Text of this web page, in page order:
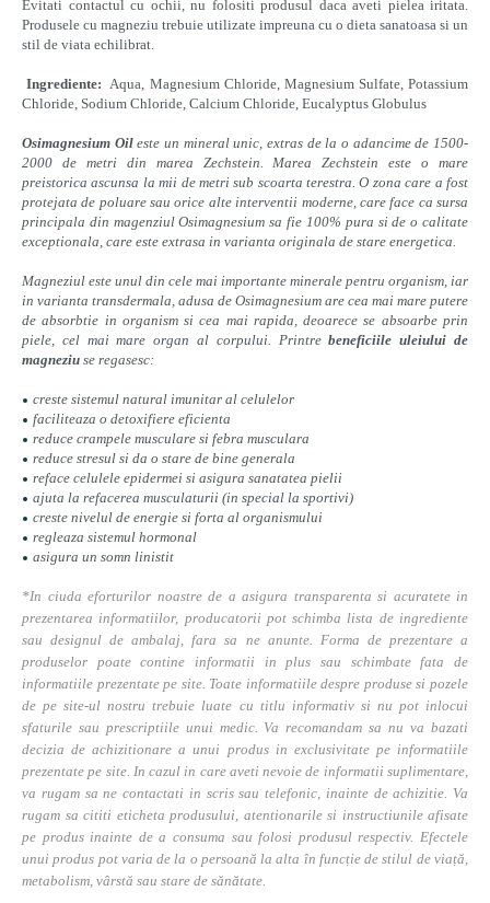
Evitati contactul cu ochii, nu folositi produsul daca aveti pielea iritata.
Produsele cu magneziu trebuie utilizate impreuna cu o dieta sanatoasa si un
stil de viata echilibrat.
Ingrediente: Aqua, Magnesium Chloride, Magnesium Sulfate, Potassium
Chloride, Sodium Chloride, Calcium Chloride, Eucalyptus Globulus
Osimagnesium Oileste un mineral unic, extras de la o adancime de 1500-
2000 de metri din marea Zechstein. Marea Zechstein este o mare
preistorica ascunsa la mii de metri sub scoarta terestra. O zona care a fost
protejata de poluare sau orice alte interventii moderne, care face ca sursa
principala din magenziul Osimagnesium sa fie 100% pura si de o calitate
exceptionala, care este extrasa in varianta originala de stare energetica.
Magneziul este unul din cele mai importante minerale pentru organism, iar
in varianta transdermala, adusa de Osimagnesium are cea mai mare putere
de absorbtie in organism si cea mai rapida, deoarece se absoarbe prin
piele, cel mai mare organ al corpului. Printrebeneficiile uleiului de
magneziu se regasesc:
creste sistemul natural imunitar al celulelor
faciliteaza o detoxifiere eficienta
reduce crampele musculare si febra musculara
reduce stresul si da o stare de bine generala
reface celulele epidermei si asigura sanatatea pielii
ajuta la refacerea musculaturii (in special la sportivi)
creste nivelul de energie si forta al organismului
regleaza sistemul hormonal
asigura un somn linistit
*In ciuda eforturilor noastre de a asigura transparenta si acuratete in
prezentarea informatiilor, producatorii pot schimba lista de ingrediente
sau designul de ambalaj, fara sa ne anunte. Forma de prezentare a
produselor poate contine informatii in plus sau schimbate fata de
informatiile prezentate pe site. Toate informatiile despre produse si pozele
de pe site-ul nostru trebuie luate cu titlu informativ si nu pot inlocui
sfaturile sau prescriptiile unui medic. Va recomandam sa nu va bazati
decizia de achizitionare a unui produs in exclusivitate pe informatiile
prezentate pe site. In cazul in care aveti nevoie de informatii suplimentare,
va rugam sa ne contactati in scris sau telefonic, inainte de achizitie. Va
rugam sa cititi eticheta produsului, atentionarile si instructiunile afisate
pe produs inainte de a consuma sau folosi produsul respectiv. Efectele
unui produs pot varia de la o persoană la alta în funcție de stilul de viață,
metabolism, vârstă sau stare de sănătate.